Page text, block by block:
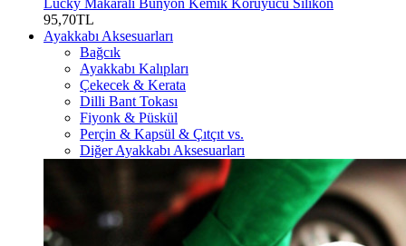
Lucky Makaralı Bunyon Kemik Koruyucu Silikon
95,70TL
Ayakkabı Aksesuarları
Bağcık
Ayakkabı Kalıpları
Çekecek & Kerata
Dilli Bant Tokası
Fiyonk & Püskül
Perçin & Kapsül & Çıtçıt vs.
Diğer Ayakkabı Aksesuarları